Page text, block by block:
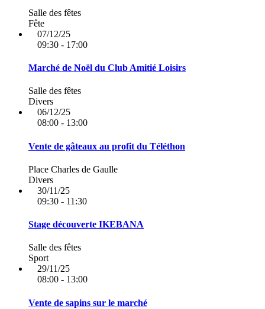
Salle des fêtes
Fête
07/12/25
09:30 - 17:00
Marché de Noël du Club Amitié Loisirs
Salle des fêtes
Divers
06/12/25
08:00 - 13:00
Vente de gâteaux au profit du Téléthon
Place Charles de Gaulle
Divers
30/11/25
09:30 - 11:30
Stage découverte IKEBANA
Salle des fêtes
Sport
29/11/25
08:00 - 13:00
Vente de sapins sur le marché